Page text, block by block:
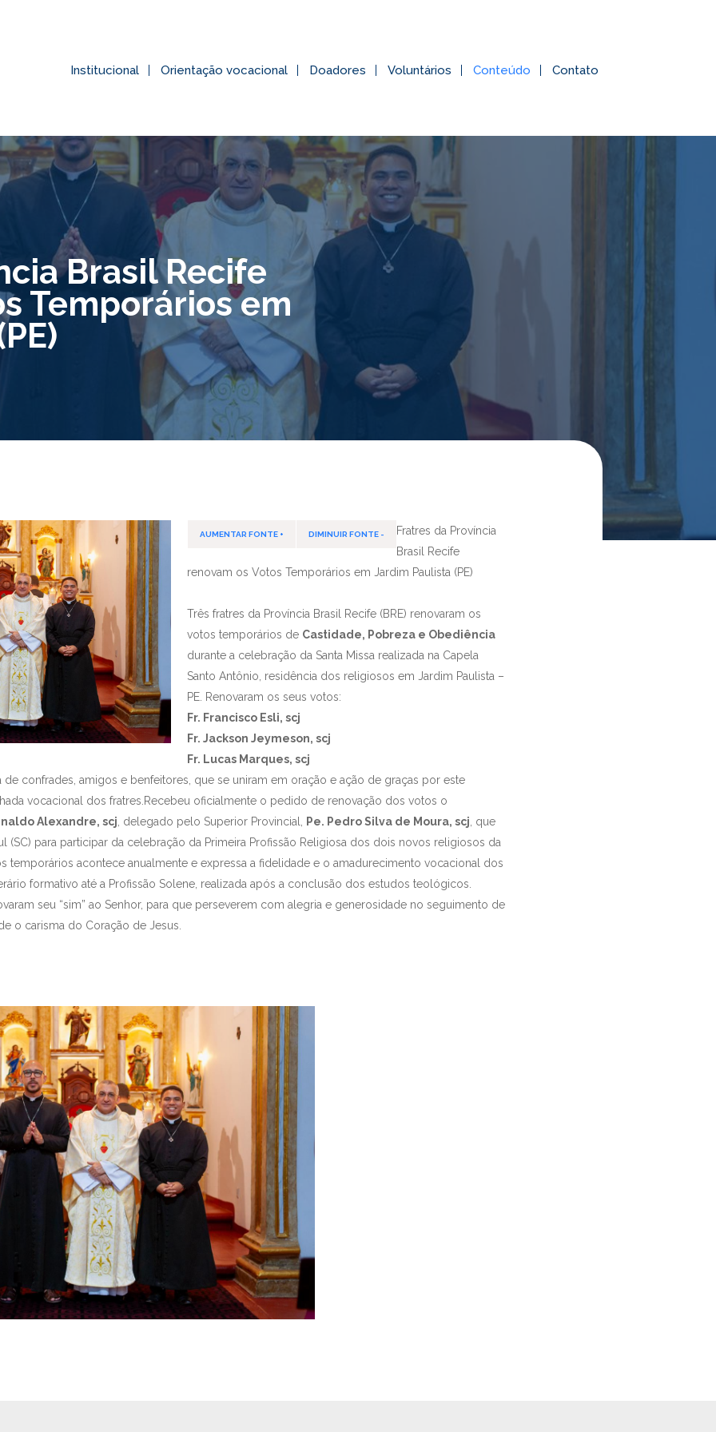
Institucional Orientação vocacional Doadores Voluntários Conteúdo Contato
Brasil Recife
Temporários em
AUMENTAR FONTE + DIMINUIR FONTE -
Fratres da Província
Brasil Recife
renovam os Votos Temporários em Jardim Paulista (PE)
Três fratres da Província Brasil Recife (BRE) renovaram os
votos temporários de Castidade, Pobreza e Obediência
durante a celebração da Santa Missa realizada na Capela
Santo Antônio, residência dos religiosos em Jardim Paulista –
PE. Renovaram os seus votos:
Fr. Francisco Esli, scj
Fr. Jackson Jeymeson, scj
Fr. Lucas Marques, scj
confrades, amigos e benfeitores, que se uniram em oração e ação de graças por este
vocacional dos fratres.Recebeu oficialmente o pedido de renovação dos votos o
Alexandre, scj , delegado pelo Superior Provincial, Pe. Pedro Silva de Moura, scj , que
(SC) para participar da celebração da Primeira Profissão Religiosa dos dois novos religiosos da
temporários acontece anualmente e expressa a fidelidade e o amadurecimento vocacional dos
formativo até a Profissão Solene, realizada após a conclusão dos estudos teológicos.
seu “sim” ao Senhor, para que perseverem com alegria e generosidade no seguimento de
o carisma do Coração de Jesus.